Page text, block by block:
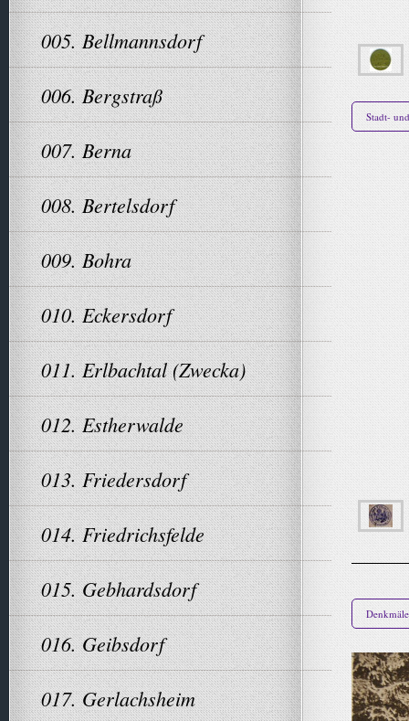
005. Bellmannsdorf
006. Bergstraß
007. Berna
008. Bertelsdorf
009. Bohra
010. Eckersdorf
011. Erlbachtal (Zwecka)
012. Estherwalde
013. Friedersdorf
014. Friedrichsfelde
015. Gebhardsdorf
016. Geibsdorf
017. Gerlachsheim
Stadt-